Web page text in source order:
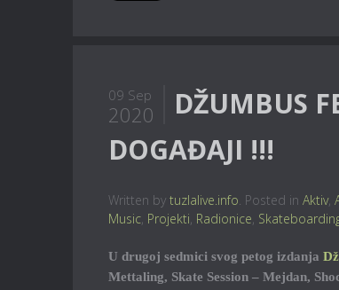
09 Sep
2020
DŽUMBUS
DOGAĐAJI !!!
Written by tuzlalive.info . Posted in Aktiv,
Music Projekti Radionice
U drugoj sedmici svog petog izdanja
Mettaling, Skate Session – Mejdan,